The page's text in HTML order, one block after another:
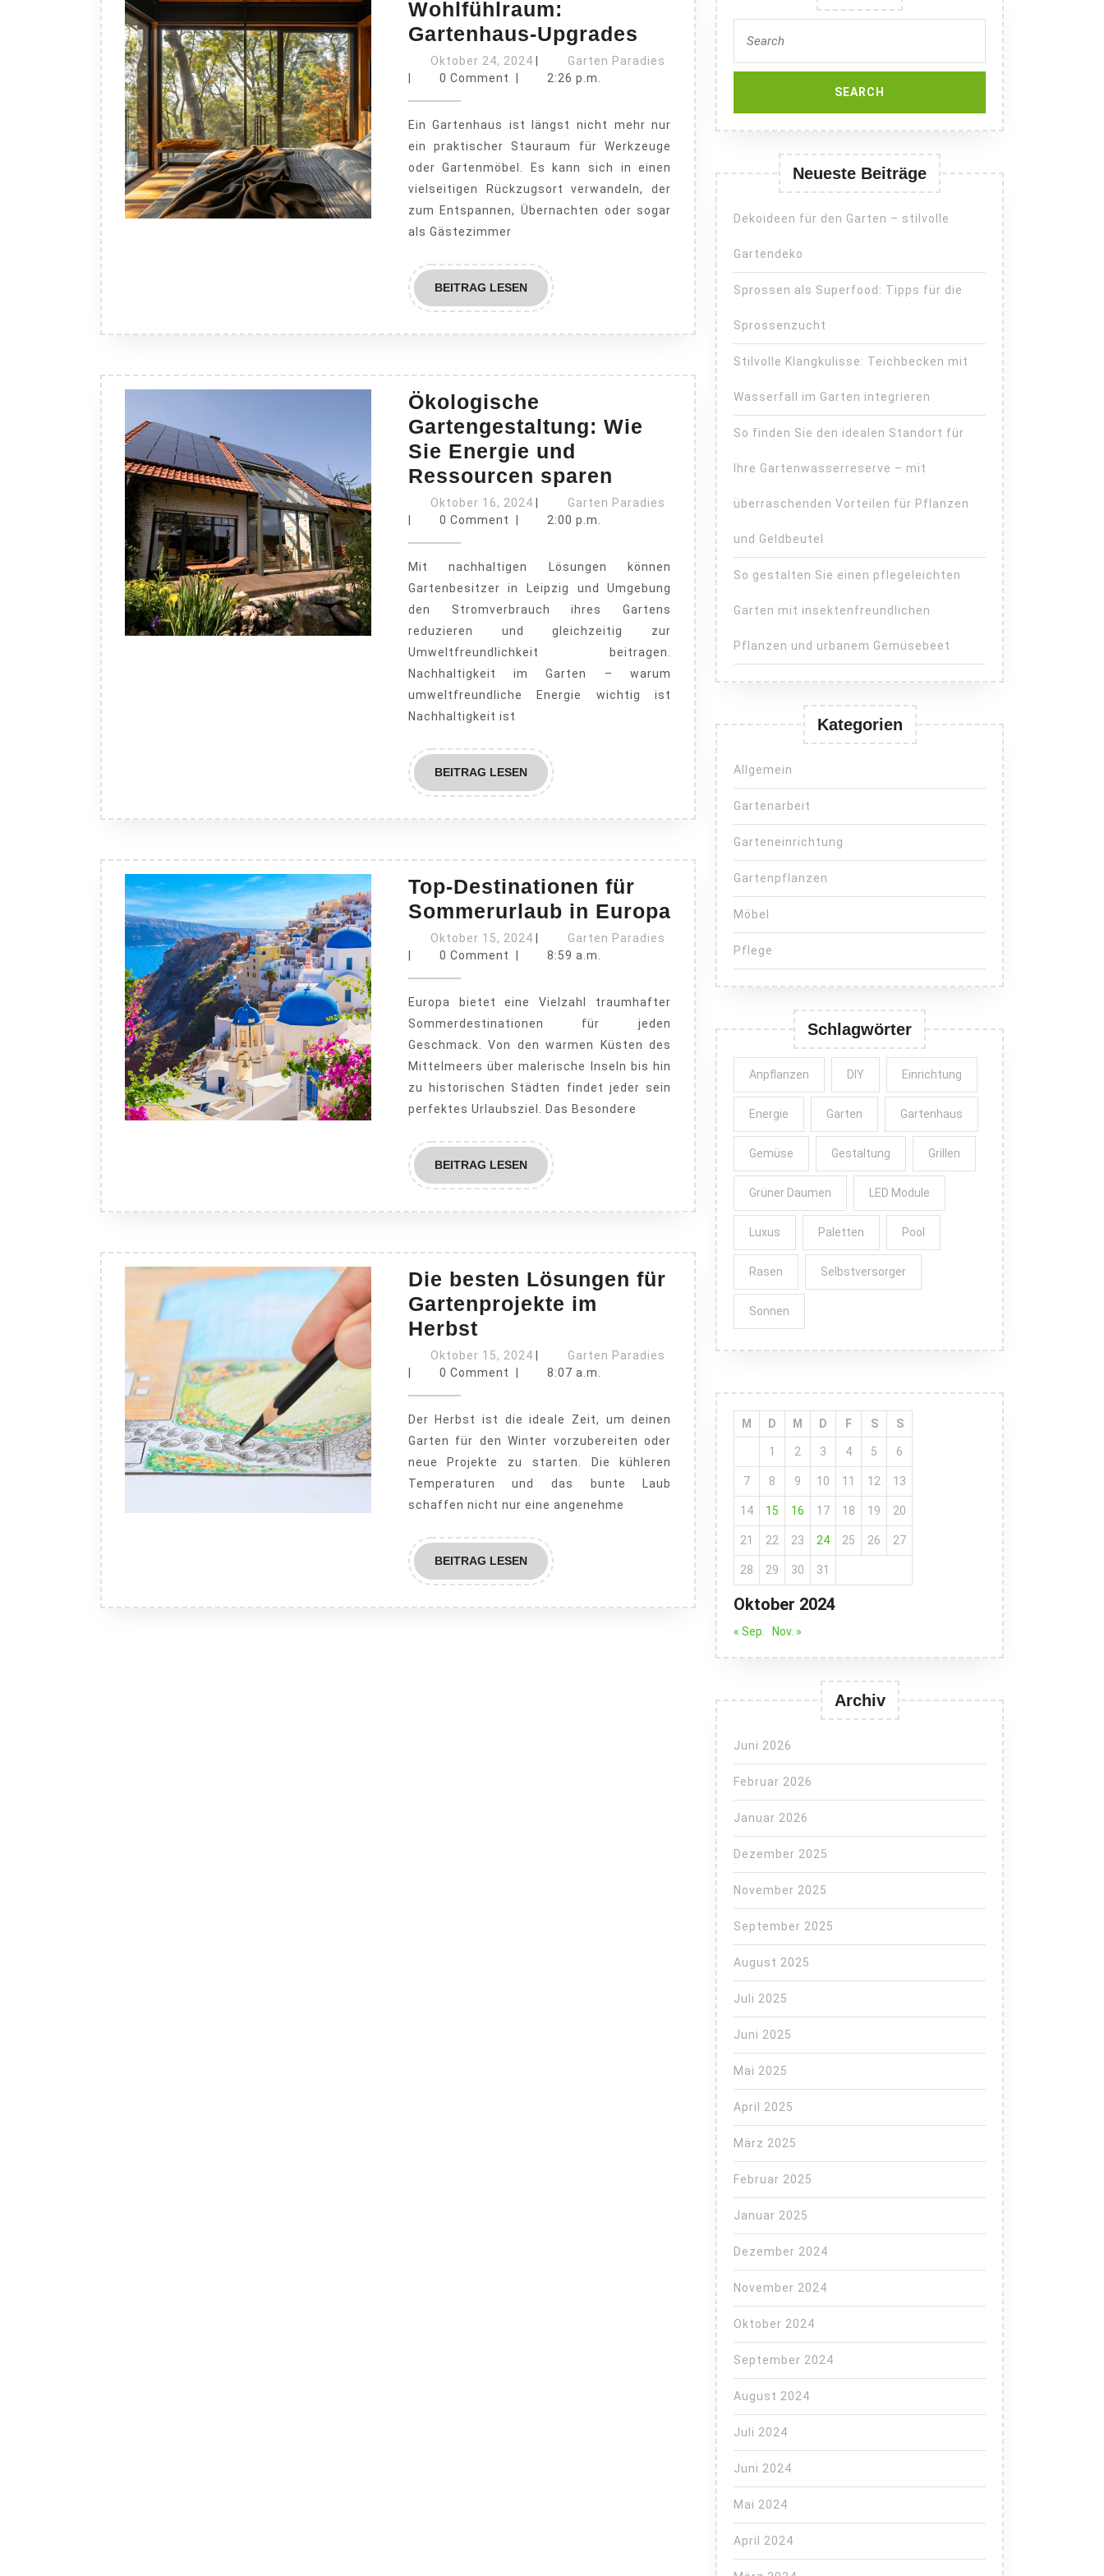
Wohlfühlraum:
Gartenhaus-Upgrades
Stauraum
Wohlfühlraum:
Gartenhaus-
Upgrades
Oktober 24, 2024 Oktober
24,
Garten Paradies Garten
Paradies
0 Comment 2:26 p.m.
Ein Gartenhaus ist längst nicht mehr nur
ein praktischer Stauraum für Werkzeuge
oder Gartenmöbel. Es kann sich in einen
vielseitigen Rückzugsort verwandeln, der
zum Entspannen, Übernachten oder sogar
als Gästezimmer
BEITRAG LESENBEITRAG
LESEN
Ökologische
Gartengestaltung: Wie
Sie Energie und
Ressourcen sparen Ökologische
Gartengestaltung:
Energie
und
Ressourcen
sparen
Oktober 16, 2024 Oktober
16,
Garten Paradies Garten
Paradies
0 Comment 2:00 p.m.
Mit nachhaltigen Lösungen können
Gartenbesitzer in Leipzig und Umgebung
den Stromverbrauch ihres Gartens
reduzieren und gleichzeitig zur
Umweltfreundlichkeit beitragen.
Nachhaltigkeit im Garten – warum
umweltfreundliche Energie wichtig ist
Nachhaltigkeit ist
BEITRAG LESENBEITRAG
LESEN
Top-Destinationen für
Sommerurlaub in EuropaTop-
Destinationen
für
Sommerurlaub
Europa
Oktober 15, 2024 Oktober
15,
Garten Paradies Garten
Paradies
0 Comment 8:59 a.m.
Europa bietet eine Vielzahl traumhafter
Sommerdestinationen für jeden
Geschmack. Von den warmen Küsten des
Mittelmeers über malerische Inseln bis hin
zu historischen Städten findet jeder sein
perfektes Urlaubsziel. Das Besondere
BEITRAG LESENBEITRAG
LESEN
Die besten Lösungen für
Gartenprojekte im
HerbstDie
besten
Lösungen
Gartenprojekte
im
Herbst
Oktober 15, 2024 Oktober
15,
Garten Paradies Garten
Paradies
0 Comment 8:07 a.m.
Der Herbst ist die ideale Zeit, um deinen
Garten für den Winter vorzubereiten oder
neue Projekte zu starten. Die kühleren
Temperaturen und das bunte Laub
schaffen nicht nur eine angenehme
BEITRAG LESENBEITRAG
LESEN
for:
Neueste Beiträge
Dekoideen für den Garten – stilvolle
Gartendeko
Sprossen als Superfood: Tipps für die
Sprossenzucht
Stilvolle Klangkulisse: Teichbecken mit
Wasserfall im Garten integrieren
So finden Sie den idealen Standort für
Ihre Gartenwasserreserve – mit
überraschenden Vorteilen für Pflanzen
und Geldbeutel
So gestalten Sie einen pflegeleichten
Garten mit insektenfreundlichen
Pflanzen und urbanem Gemüsebeet
Kategorien
Allgemein
Gartenarbeit
Garteneinrichtung
Gartenpflanzen
Möbel
Pflege
Schlagwörter
Anpflanzen DIY Einrichtung
Energie Garten Gartenhaus
Gemüse Gestaltung Grillen
Grüner Daumen LED Module
Luxus Paletten Pool
Rasen Selbstversorger
Sonnen
Oktober 2024
M D M D F S S
1 2 3 4 5 6
7 8 9 10 11 12 13
14 15 16 17 18 19 20
21 22 23 24 25 26 27
28 29 30 31
« Sep. Nov. »
Archiv
Juni 2026
Februar 2026
Januar 2026
Dezember 2025
November 2025
September 2025
August 2025
Juli 2025
Juni 2025
Mai 2025
April 2025
März 2025
Februar 2025
Januar 2025
Dezember 2024
November 2024
Oktober 2024
September 2024
August 2024
Juli 2024
Juni 2024
Mai 2024
April 2024